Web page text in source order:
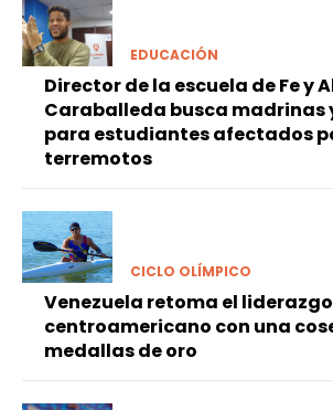
EDUCACIÓN
Director de la escuela de Fe y
Caraballeda busca madrinas
para estudiantes afectados
terremotos
CICLO OLÍMPICO
Venezuela retoma el
centroamericano con una
medallas de oro